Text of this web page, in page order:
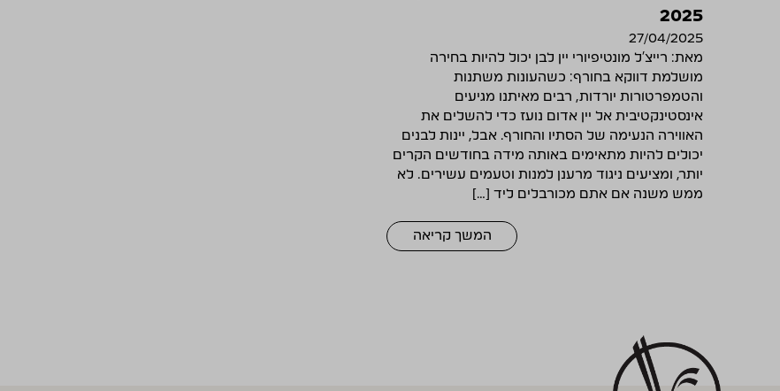
2025
27/04/2025
מאת: רייצ'ל מונטיפיורי יין לבן יכול להיות בחירה
מושלמת דווקא בחורף: כשהעונות משתנות
והטמפרטורות יורדות, רבים מאיתנו מגיעים
אינסטינקטיבית אל יין אדום נועז כדי להשלים את
האווירה הנעימה של הסתיו והחורף. אבל, יינות לבנים
יכולים להיות מתאימים באותה מידה בחודשים הקרים
יותר, ומציעים ניגוד מרענן למנות וטעמים עשירים. לא
ממש משנה אם אתם מכורבלים ליד […]
המשך קריאה